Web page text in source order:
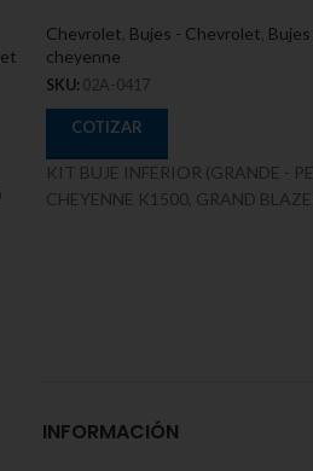
Chevrolet, Bujes - Chevrolet,
cheyenne
SKU: 02A-0417
COTIZAR
KIT BUJE INFERIOR (GRANDE -
CHEYENNE K1500, GRAND
INFORMACIÓN